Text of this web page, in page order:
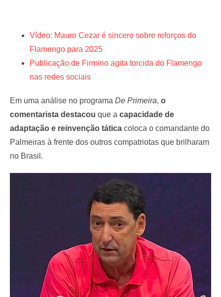
Vídeo: Mauro Cezar é sincero sobre reforços do
Flamengo para 2025
Publicação de Firmino agita torcida do Flamengo
nas redes sociais
Em uma análise no programa De Primeira, o
comentarista destacou que a capacidade de
adaptação e reinvenção tática coloca o comandante do
Palmeiras à frente dos outros compatriotas que brilharam
no Brasil.